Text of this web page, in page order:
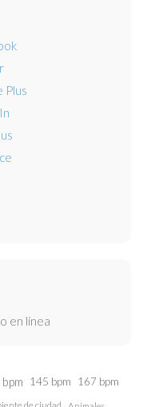
en línea
145 bpm 167 bpm